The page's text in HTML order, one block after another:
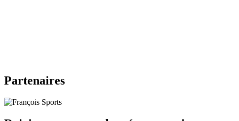
Partenaires